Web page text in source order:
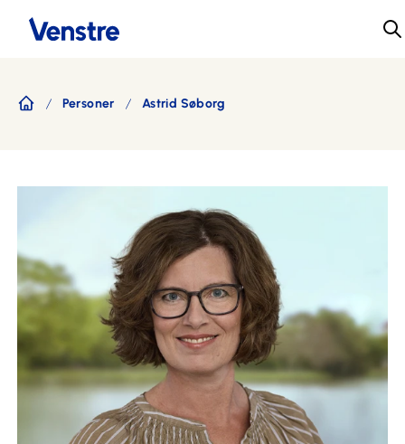
Personer Astrid Søborg